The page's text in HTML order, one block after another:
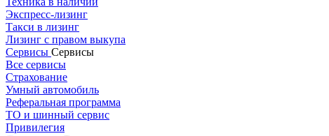
Экспресс-лизинг
Такси в лизинг
Лизинг с правом выкупа
Сервисы Сервисы
Все сервисы
Страхование
Умный автомобиль
Реферальная программа
ТО и шинный сервис
Привилегия